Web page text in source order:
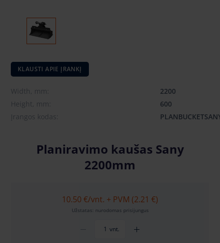
KLAUSTI APIE ĮRANKĮ
Width, mm:
2200
Height, mm:
600
Įrangos kodas:
Planiravimo kaušas Sany
2200mm
10.50 €/vnt. + PVM (2.21 €)
Užstatas: nurodomas prisijungus
vnt.